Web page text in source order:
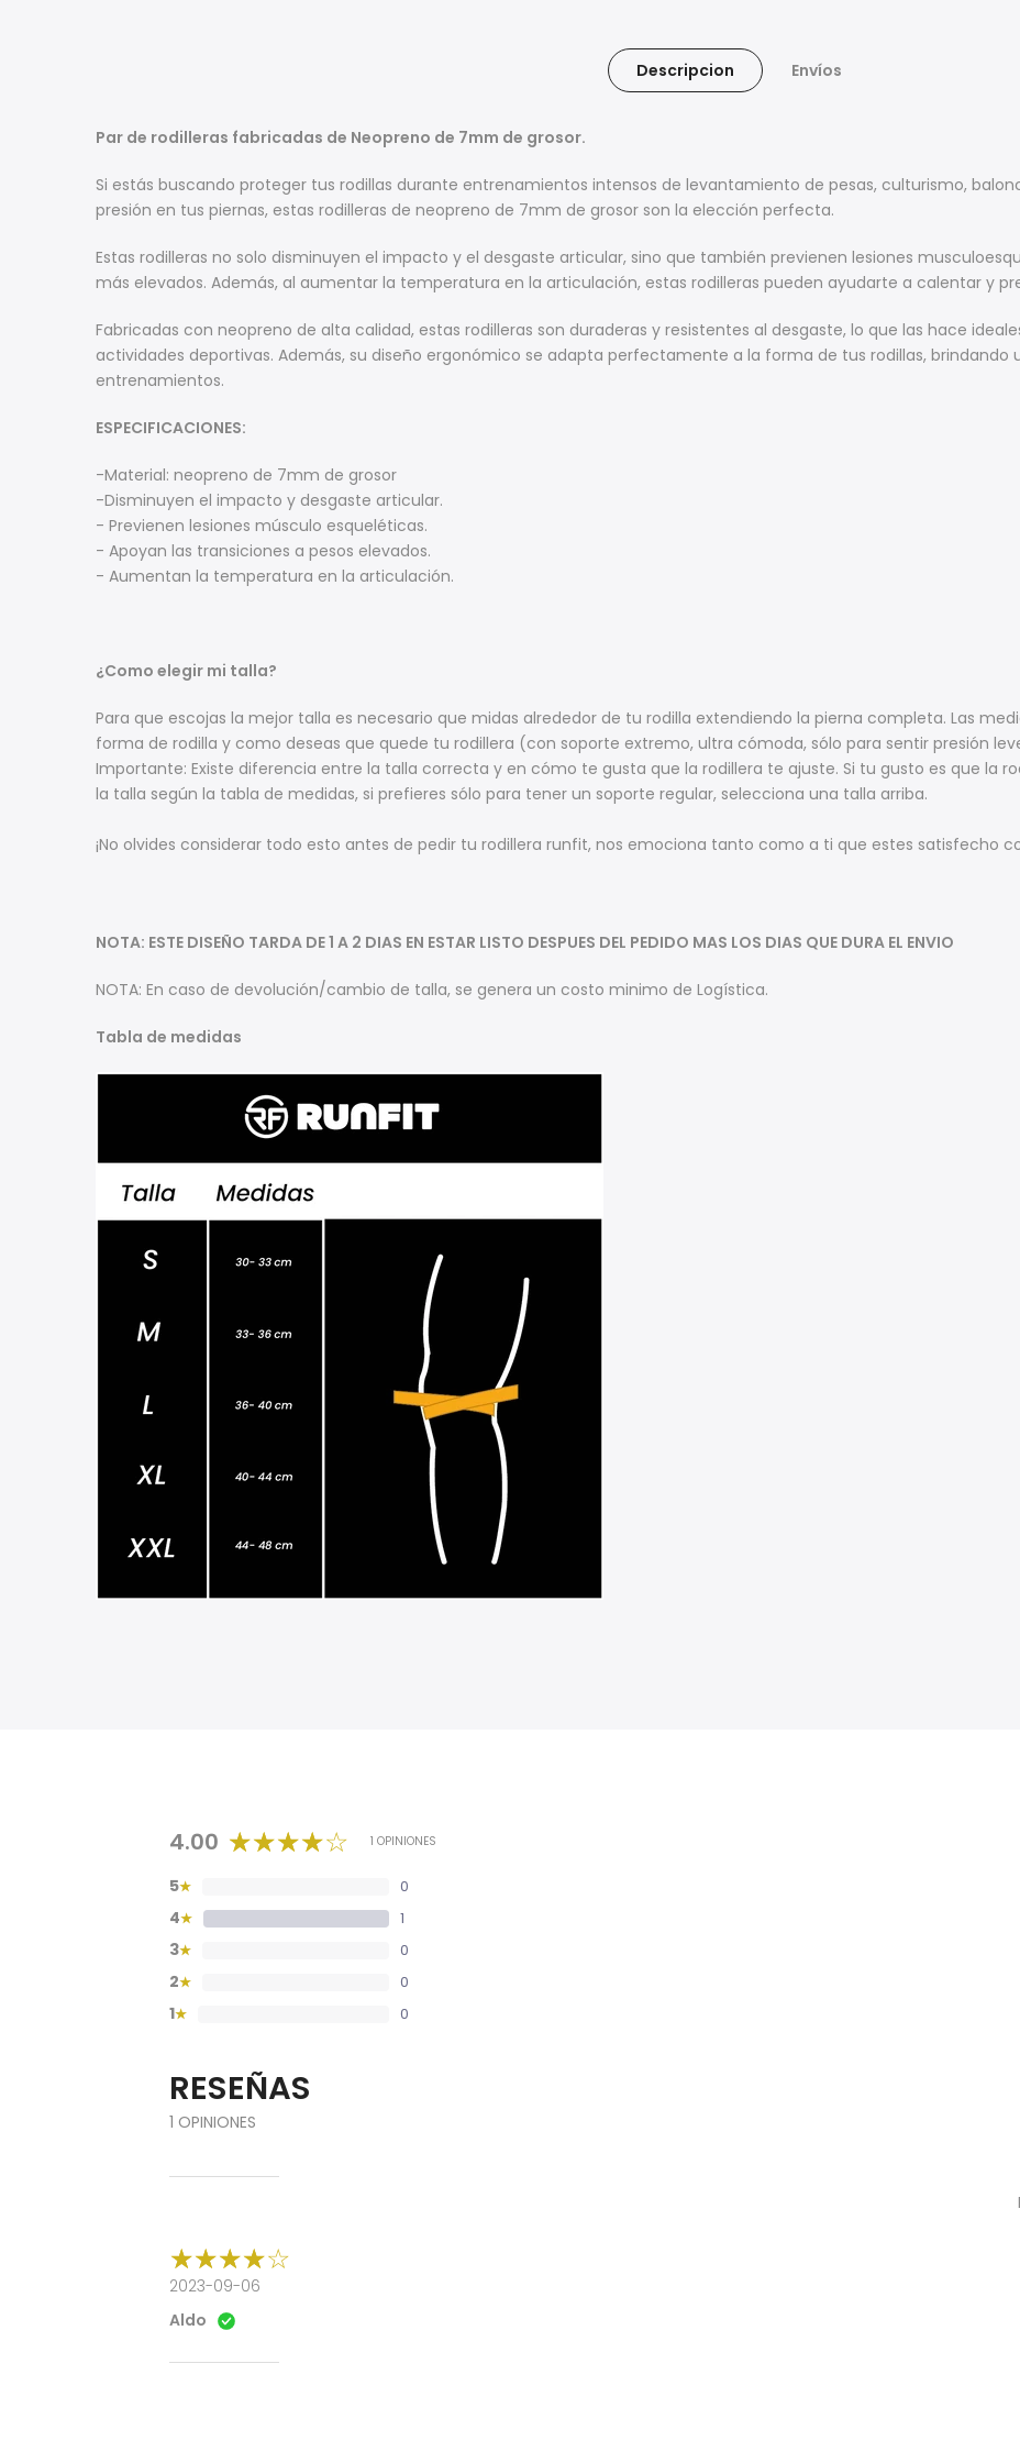
Descripcion Envíos
Par de rodilleras fabricadas de Neopreno de 7mm de grosor.
Si estás buscando proteger tus rodillas durante entrenamientos intensos de levantamiento de pesas, culturismo,
presión en tus piernas, estas rodilleras de neopreno de 7mm de grosor son la elección perfecta.
Estas rodilleras no solo disminuyen el impacto y el desgaste articular, sino que también previenen lesiones
más elevados. Además, al aumentar la temperatura en la articulación, estas rodilleras pueden ayudarte a calentar y
Fabricadas con neopreno de alta calidad, estas rodilleras son duraderas y resistentes al desgaste, lo que las hace
actividades deportivas. Además, su diseño ergonómico se adapta perfectamente a la forma de tus rodillas,
entrenamientos.
ESPECIFICACIONES:
-Material: neopreno de 7mm de grosor
-Disminuyen el impacto y desgaste articular.
- Previenen lesiones músculo esqueléticas.
- Apoyan las transiciones a pesos elevados.
- Aumentan la temperatura en la articulación.
¿Como elegir mi talla?
Para que escojas la mejor talla es necesario que midas alrededor de tu rodilla extendiendo la pierna completa. Las
forma de rodilla y como deseas que quede tu rodillera (con soporte extremo, ultra cómoda, sólo para sentir presión
Importante: Existe diferencia entre la talla correcta y en cómo te gusta que la rodillera te ajuste. Si tu gusto es que la
la talla según la tabla de medidas, si prefieres sólo para tener un soporte regular, selecciona una talla arriba.
¡No olvides considerar todo esto antes de pedir tu rodillera runfit, nos emociona tanto como a ti que estes satisfecho
NOTA: ESTE DISEÑO TARDA DE 1 A 2 DIAS EN ESTAR LISTO DESPUES DEL PEDIDO MAS LOS DIAS QUE DURA EL ENVIO
NOTA: En caso de devolución/cambio de talla, se genera un costo minimo de Logística.
Tabla de medidas
4.00 1 OPINIONES
5★ 0
4★ 1
3★ 0
2★ 0
1★ 0
RESEÑAS
1 OPINIONES
2023-09-06
Aldo